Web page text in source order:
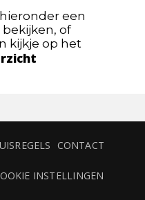
een
of
kijkje op het
CONTACT
INSTELLINGEN